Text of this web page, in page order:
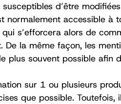
d’être
accessible à
s’efforcera alors de
la même façon, les
souvent possible afin
sur 1 ou plusieurs
que possible.